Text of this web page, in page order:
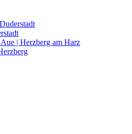
| Herzberg am Harz